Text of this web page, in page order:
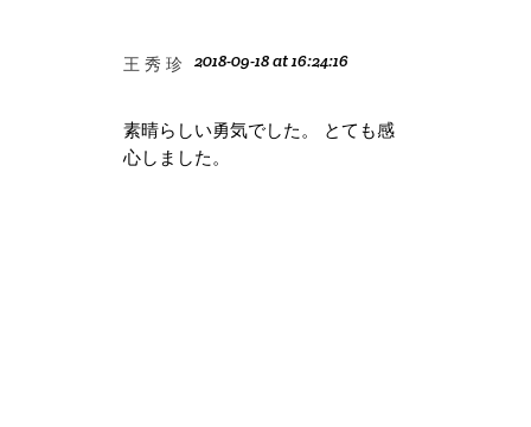
王 秀 珍 2018-09-18 at 16:24:16
素晴らしい勇気でした。 とても感
心しました。